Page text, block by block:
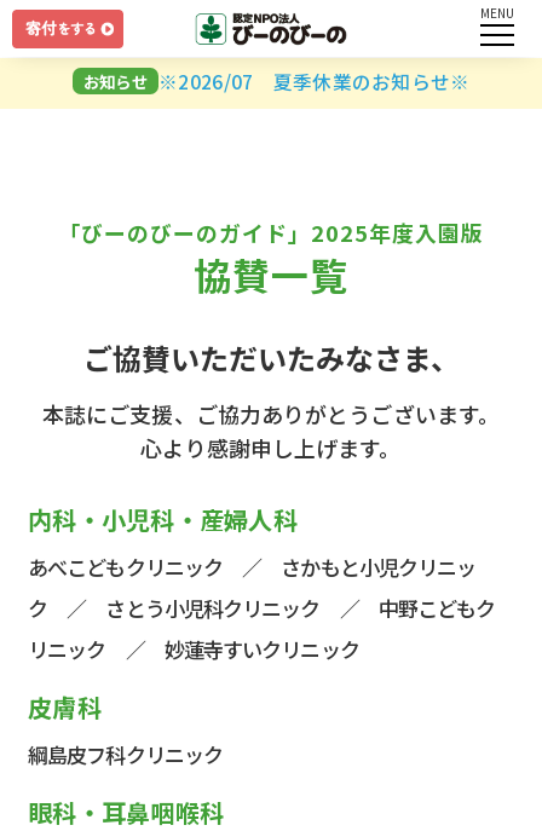
ログイン
ログインしたままにする
パスワードを忘れましたか？
MENU
お知らせ ※2026/07 夏季休業のお知らせ※
「びーのびーのガイド」2025年度入園版
協賛一覧
ご協賛いただいたみなさま、
本誌にご支援、ご協力ありがとうございます。
心より感謝申し上げます。
内科・小児科・産婦人科
あべこどもクリニック ／ さかもと小児クリニッ
ク ／ さとう小児科クリニック ／ 中野こどもク
リニック ／ 妙蓮寺すいクリニック
皮膚科
綱島皮フ科クリニック
眼科・耳鼻咽喉科